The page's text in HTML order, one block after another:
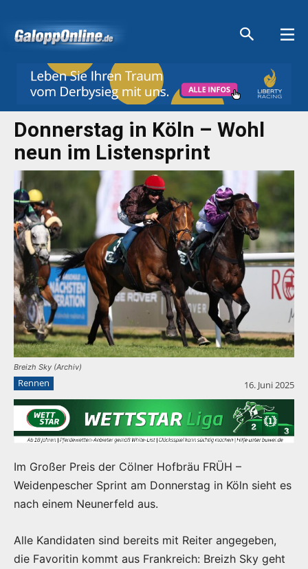
Donnerstag in Köln – Wohl
neun im Listensprint
Breizh Sky (Archiv)
Rennen 16. Juni 2025
Im Großer Preis der Cölner Hofbräu FRÜH –
Weidenpescher Sprint am Donnerstag in Köln sieht es
nach einem Neunerfeld aus.
Alle Kandidaten sind bereits mit Reiter angegeben,
die Favoritin kommt aus Frankreich: Breizh Sky geht